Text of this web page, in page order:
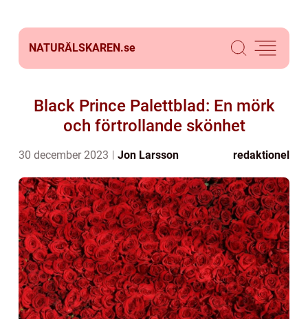
NATURÄLSKAREN.se
Black Prince Palettblad: En mörk
och förtrollande skönhet
30 december 2023 Jon Larsson redaktionel